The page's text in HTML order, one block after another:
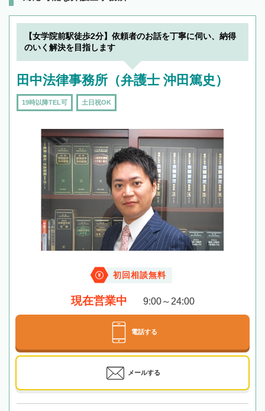
【女学院前駅徒歩2分】依頼者のお話を丁寧に伺い、納得
のいく解決を目指します
田中法律事務所（弁護士 沖田篤史）
19時以降TEL可 土日祝OK
初回相談無料
現在営業中 9:00～24:00
電話する
メールする